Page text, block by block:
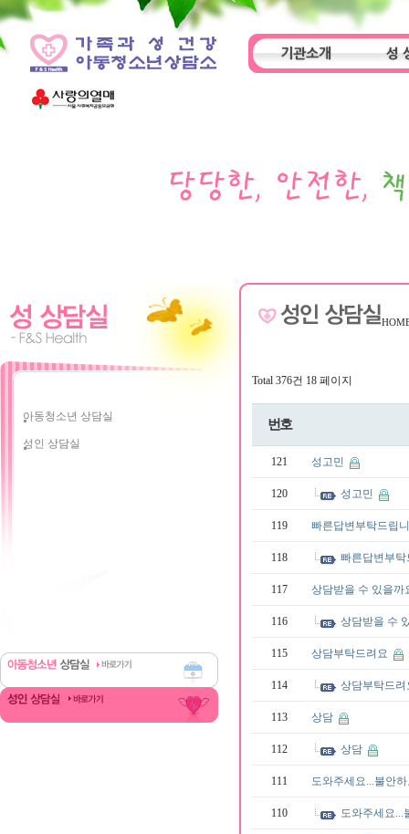
기관소개 성
아동청소년 상담실
성인 상담실
Total 376건 18 페이지
번호
121 성고민
120 성고민
119 빠른답변부탁드립
118 빠른답변부
117 상담받을 수 있을까
116 상담받을 수
115 상담부탁드려요
114 상담부탁드
113 상담
112 상담
111 도와주세요...불안
110 도와주세요...